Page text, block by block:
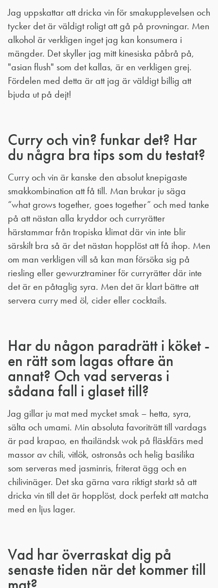
Jag uppskattar att dricka vin för smakupplevelsen och
tycker det är väldigt roligt att gå på provningar. Men
alkohol är verkligen inget jag kan konsumera i
mängder. Det skyller jag mitt kinesiska påbrå på,
"asian flush" som det kallas, är en verkligen grej.
Fördelen med detta är att jag är väldigt billig att
bjuda ut på dejt!
Curry och vin? funkar det? Har
du några bra tips som du testat?
Curry och vin är kanske den absolut knepigaste
smakkombination att få till. Man brukar ju säga
“what grows together, goes together” och med tanke
på att nästan alla kryddor och curryrätter
härstammar från tropiska klimat där vin inte blir
särskilt bra så är det nästan hopplöst att få ihop. Men
om man verkligen vill så kan man försöka sig på
riesling eller gewurztraminer för curryrätter där inte
det är en påtaglig syra. Men det är klart bättre att
servera curry med öl, cider eller cocktails.
Har du någon paradrätt i köket -
en rätt som lagas oftare än
annat? Och vad serveras i
sådana fall i glaset till?
Jag gillar ju mat med mycket smak – hetta, syra,
sälta och umami. Min absoluta favoriträtt till vardags
är pad krapao, en thailändsk wok på fläskfärs med
massor av chili, vitlök, ostronsås och helig basilika
som serveras med jasminris, friterat ägg och en
chilivinäger. Det ska gärna vara riktigt starkt så att
dricka vin till det är hopplöst, dock perfekt att matcha
med en ljus lager.
Vad har överraskat dig på
senaste tiden när det kommer till